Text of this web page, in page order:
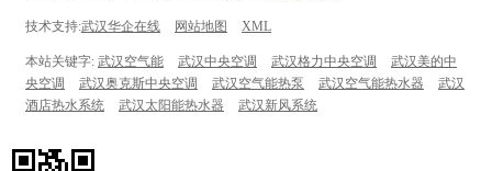
技术支持:武汉华企在线 网站地图 XML
本站关键字: 武汉空气能 武汉中央空调 武汉格力中央空调
武汉美的中
央空调
武汉奥克斯中央空调 武汉空气能热泵 武汉空气能热水器
武汉
酒店热水系统
武汉太阳能热水器 武汉新风系统